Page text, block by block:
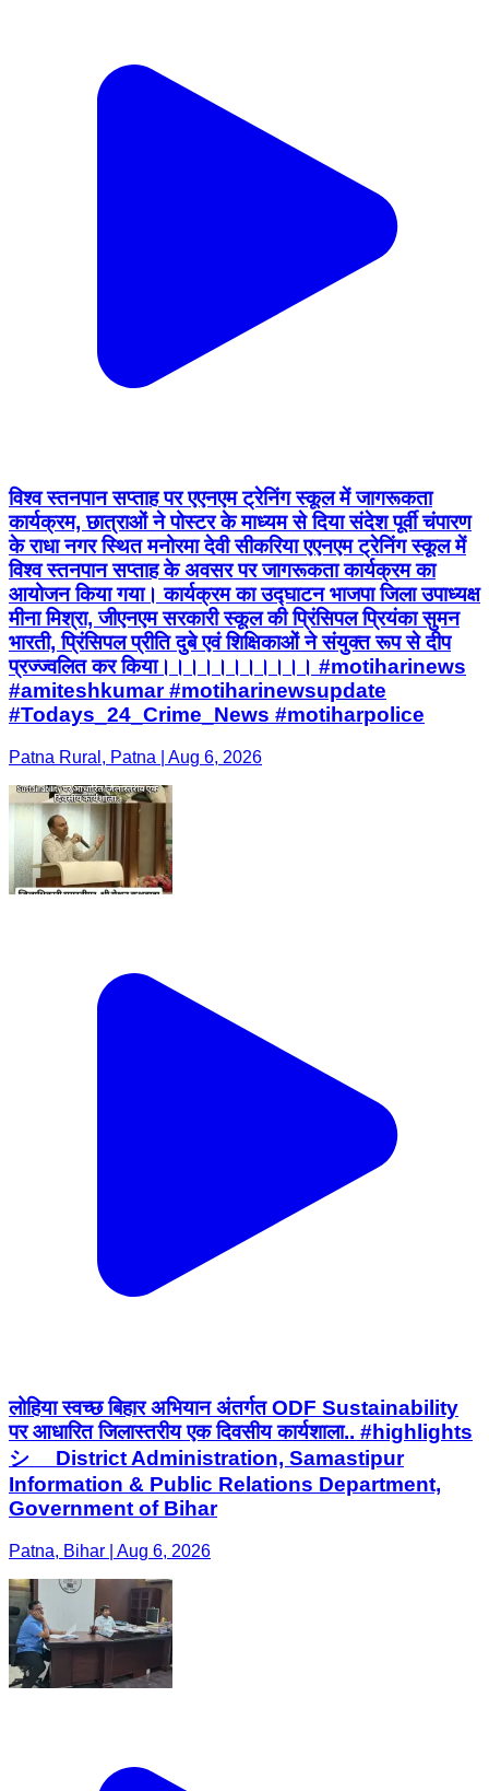
विश्व स्तनपान सप्ताह पर एएनएम ट्रेनिंग स्कूल में जागरूकता
कार्यक्रम, छात्राओं ने पोस्टर के माध्यम से दिया संदेश पूर्वी चंपारण
के राधा नगर स्थित मनोरमा देवी सीकरिया एएनएम ट्रेनिंग स्कूल में
विश्व स्तनपान सप्ताह के अवसर पर जागरूकता कार्यक्रम का
आयोजन किया गया। कार्यक्रम का उद्घाटन भाजपा जिला उपाध्यक्ष
मीना मिश्रा, जीएनएम सरकारी स्कूल की प्रिंसिपल प्रियंका सुमन
भारती, प्रिंसिपल प्रीति दुबे एवं शिक्षिकाओं ने संयुक्त रूप से दीप
प्रज्ज्वलित कर किया।।।।।।।।।।। #motiharinews
#amiteshkumar #motiharinewsupdate
#Todays_24_Crime_News #motiharpolice
Patna Rural, Patna | Aug 6, 2026
लोहिया स्वच्छ बिहार अभियान अंतर्गत ODF Sustainability
पर आधारित जिलास्तरीय एक दिवसीय कार्यशाला.. #highlights
シ゚ District Administration, Samastipur
Information & Public Relations Department,
Government of Bihar
Patna, Bihar | Aug 6, 2026